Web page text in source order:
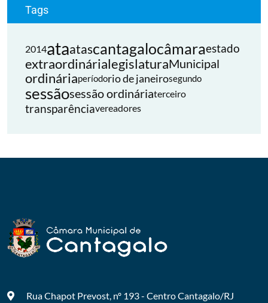
Tags
2014ataatascantagalocâmaraestado
extraordinárialegislaturaMunicipal
ordináriaperíodorio de janeirosegundo
sessãosessão ordináriaterceiro
transparênciavereadores
Rua Chapot Prevost, nº 193 - CentroCantagalo/RJ